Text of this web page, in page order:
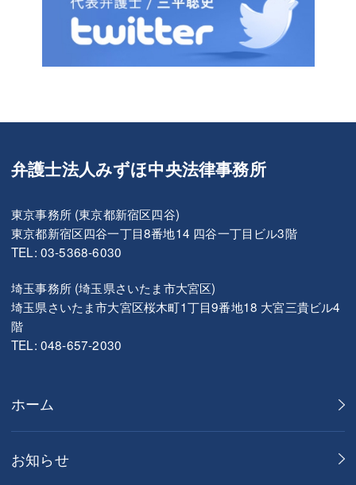
弁護士法人みずほ中央法律事務所
東京事務所 (東京都新宿区四谷)
東京都新宿区四谷一丁目8番地14 四谷一丁目ビル3階
TEL: 03-5368-6030
埼玉事務所 (埼玉県さいたま市大宮区)
埼玉県さいたま市大宮区桜木町1丁目9番地18 大宮三貴ビル4
階
TEL: 048-657-2030
ホーム
お知らせ